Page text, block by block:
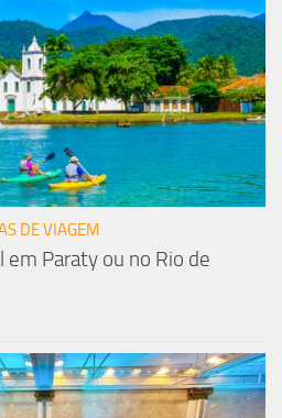
DE VIAGEM
em Paraty ou no Rio de